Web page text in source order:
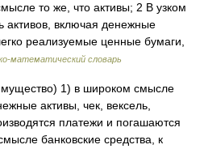
то же, что активы; 2 В узком
активов, включая денежные
реализуемые ценные бумаги,
математический словарь
1) в широком смысле
активы, чек, вексель,
платежи и погашаются
банковские средства, к